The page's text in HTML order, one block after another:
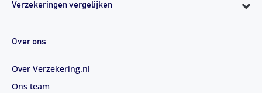
Verzekeringen vergelijken
Over ons
Over Verzekering.nl
Ons team